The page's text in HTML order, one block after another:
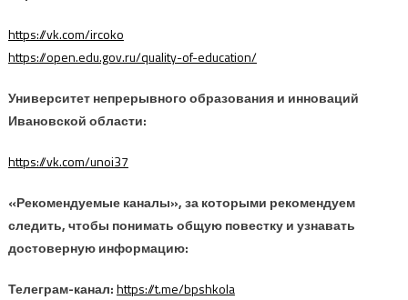
https://vk.com/ircoko
https://open.edu.gov.ru/quality-of-education/
Университет непрерывного образования и инноваций
Ивановской области:
https://vk.com/unoi37
«Рекомендуемые каналы», за которыми рекомендуем
следить, чтобы понимать общую повестку и узнавать
достоверную информацию:
Телеграм-канал:https://t.me/bpshkola